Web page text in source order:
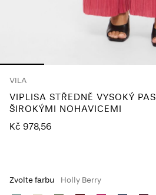
VILA
VIPLISA STŘEDNĚ VYSOKÝ
ŠIROKÝMI NOHAVICEMI
Kč 978,56
Zvolte farbu Holly Berry